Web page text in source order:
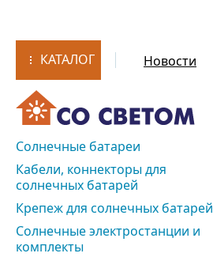
КАТАЛОГ Новости
Солнечные батареи
Кабели, коннекторы для
солнечных батарей
Крепеж для солнечных батарей
Солнечные электростанции и
комплекты